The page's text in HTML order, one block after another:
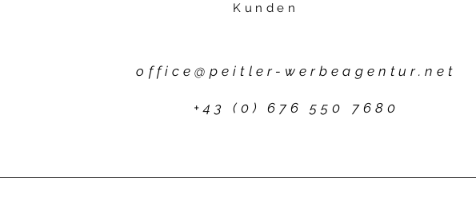
Kunden
office@peitler-werbeagentur.net
+43 (0) 676 550 7680